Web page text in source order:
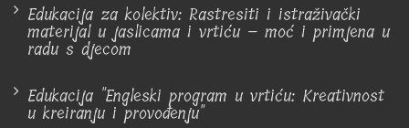
Edukacija za kolektiv: Rastresiti i istraživački
materijal u jaslicama i vrtiću – moć i primjena u
radu s djecom
Edukacija "Engleski program u vrtiću: Kreativnost
u kreiranju i provođenju"